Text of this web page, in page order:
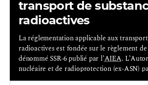
transport de
radioactives
La réglementation applicable aux
radioactives est fondée sur le règlement
dénommé SSR-6 publié par l’AIEA.
nucléaire et de radioprotection (ex-ASN)
travaux du comité de l’AIEA chargé de